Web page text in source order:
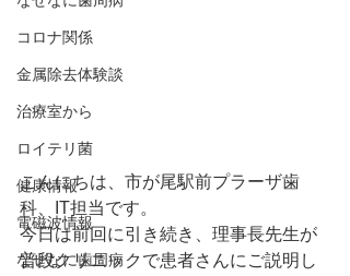
コロナ関係
金属除去体験談
治療室から
ロイテリ菌
健康情報
電磁波情報
なぜなに歯周病
こんにちは、市が尾駅前プラーザ歯
科、IT担当です。
今日は前回に引き続き、理事長先生が
普段クリニックで患者さんにご説明し